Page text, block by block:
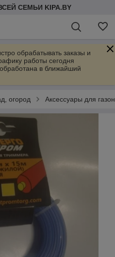
СЕМЬИ KIPA.BY
обрабатывать заказы и
работы сегодня
в ближайший
огород Аксессуары для